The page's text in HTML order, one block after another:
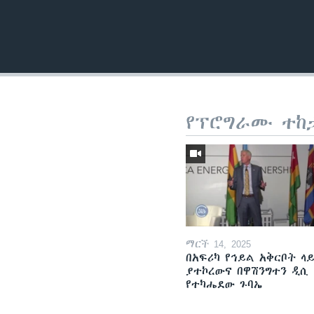
የፕሮግራሙ
ማርች 14, 2025
በአፍሪካ የኅይል አቅርቦት
ያተኮረውና በዋሽንግተን ዲሲ
የተካሔደው ጉባኤ